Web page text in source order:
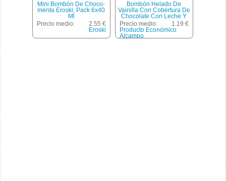
Mini Bombón De Choco-
menta Eroski, Pack 6x40
Ml
Precio medio:
2.55 €
Eroski
Bombón Helado De
Vainilla Con Cobertura De
Chocolate Con Leche Y
Almendras Producto
Económico Alcampo Pack
3 Unidades De 120
Mililitros
Precio medio:
1.19 €
Producto Económico
Alcampo